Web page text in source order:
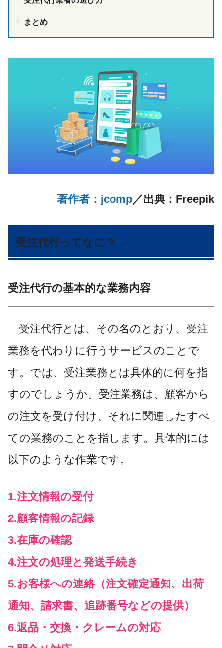
まとめ
著作者：jcomp／出典：Freepik
受注代行ってなに？
受注代行の基本的な業務内容
受注代行とは、その名のとおり、受注
業務を代わりに行うサービスのことで
す。では、受注業務とは具体的に何を指
すのでしょうか。受注業務は、顧客から
の注文を受け付け、それに関連したすべ
ての業務のことを指します。具体的には
以下のような作業です。
1.注文情報の受付
2.顧客情報の記録
3.在庫の確認
4.注文の処理と発送手続き
5.お客様への連絡（注文確定通知、出荷
通知、請求書、追跡番号などの提供）
6.返品・交換・クレームの対応